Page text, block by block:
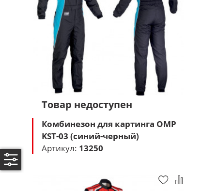
Товар недоступен
Комбинезон для картинга OMP
KST-03 (синий-черный)
Артикул: 13250